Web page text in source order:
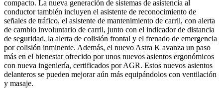
compacto. La nueva generación de sistemas de asistencia al
conductor también incluyen el asistente de reconocimiento de
señales de tráfico, el asistente de mantenimiento de carril, con alerta
de cambio involuntario de carril, junto con el indicador de distancia
de seguridad, la alerta de colisión frontal y el frenado de emergencia
por colisión inminente. Además, el nuevo Astra K avanza un paso
más en el bienestar ofrecido por unos nuevos asientos ergonómicos
con nueva ingeniería, certificados por AGR. Estos nuevos asientos
delanteros se pueden mejorar aún más equipándolos con ventilación
y masaje.